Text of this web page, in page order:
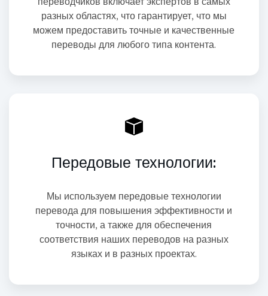
разных областях, что гарантирует, что мы
можем предоставить точные и качественные
переводы для любого типа контента.
Передовые технологии:
Мы используем передовые технологии
перевода для повышения эффективности и
точности, а также для обеспечения
соответствия наших переводов на разных
языках и в разных проектах.